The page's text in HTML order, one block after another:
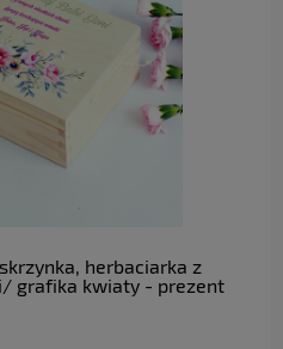
herbaciarka z
grafika kwiaty - prezent